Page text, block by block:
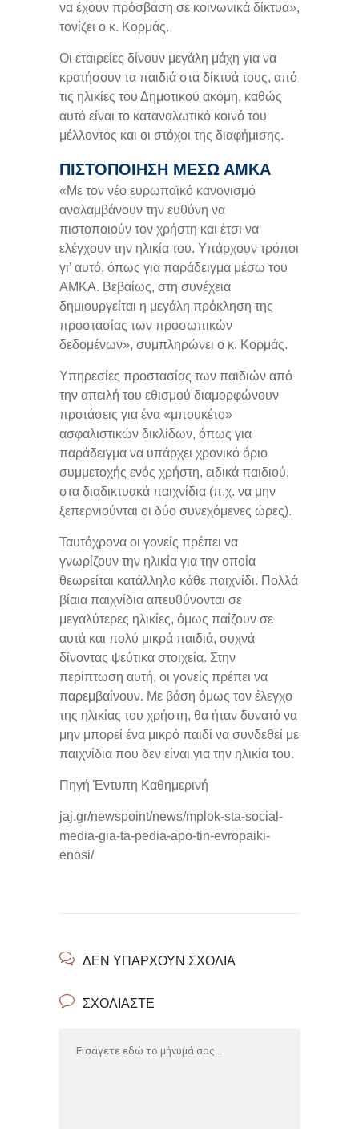
να έχουν πρόσβαση σε κοινωνικά δίκτυα»,
τονίζει ο κ. Κορμάς.
Οι εταιρείες δίνουν μεγάλη μάχη για να
κρατήσουν τα παιδιά στα δίκτυά τους, από
τις ηλικίες του Δημοτικού ακόμη, καθώς
αυτό είναι το καταναλωτικό κοινό του
μέλλοντος και οι στόχοι της διαφήμισης.
ΠΙΣΤΟΠΟΊΗΣΗ ΜΈΣΩ ΑΜΚΑ
«Με τον νέο ευρωπαϊκό κανονισμό
αναλαμβάνουν την ευθύνη να
πιστοποιούν τον χρήστη και έτσι να
ελέγχουν την ηλικία του. Υπάρχουν τρόποι
γι’ αυτό, όπως για παράδειγμα μέσω του
ΑΜΚΑ. Βεβαίως, στη συνέχεια
δημιουργείται η μεγάλη πρόκληση της
προστασίας των προσωπικών
δεδομένων», συμπληρώνει ο κ. Κορμάς.
Υπηρεσίες προστασίας των παιδιών από
την απειλή του εθισμού διαμορφώνουν
προτάσεις για ένα «μπουκέτο»
ασφαλιστικών δικλίδων, όπως για
παράδειγμα να υπάρχει χρονικό όριο
συμμετοχής ενός χρήστη, ειδικά παιδιού,
στα διαδικτυακά παιχνίδια (π.χ. να μην
ξεπερνιούνται οι δύο συνεχόμενες ώρες).
Ταυτόχρονα οι γονείς πρέπει να
γνωρίζουν την ηλικία για την οποία
θεωρείται κατάλληλο κάθε παιχνίδι. Πολλά
βίαια παιχνίδια απευθύνονται σε
μεγαλύτερες ηλικίες, όμως παίζουν σε
αυτά και πολύ μικρά παιδιά, συχνά
δίνοντας ψεύτικα στοιχεία. Στην
περίπτωση αυτή, οι γονείς πρέπει να
παρεμβαίνουν. Με βάση όμως τον έλεγχο
της ηλικίας του χρήστη, θα ήταν δυνατό να
μην μπορεί ένα μικρό παιδί να συνδεθεί με
παιχνίδια που δεν είναι για την ηλικία του.
Πηγή Έντυπη Καθημερινή
jaj.gr/newspoint/news/mplok-sta-social-
media-gia-ta-pedia-apo-tin-evropaiki-
enosi/
ΔΕΝ ΥΠΆΡΧΟΥΝ ΣΧΌΛΙΑ
ΣΧΟΛΙΆΣΤΕ